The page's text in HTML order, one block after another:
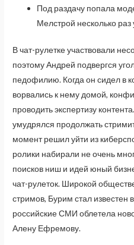
Под раздачу попала
Мелстрой несколько раз
В чат-рулетке участвовали
поэтому Андрей подвергся
педофилию. Когда он сидел в
ворвались к нему домой,
проводить экспертизу
умудрялся продолжать
момент решил уйти из
ролики набирали не очень
поисков ниш и идей юный
чат-рулеток. Широкой
стримов, Бурим стал известен
российские СМИ облетела
Алену Ефремову.